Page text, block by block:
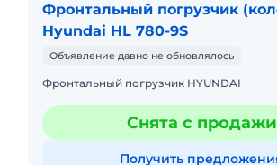
Фронтальный погрузчик
Hyundai HL 780-9S
Объявление давно не обновлялось
Фронтальный погрузчик HYUNDAI
Снята с продажи
Получить